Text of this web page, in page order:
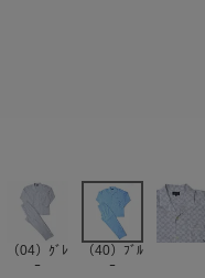
（04）ｸﾞﾚ
ｰ
（40）ﾌﾞﾙ
ｰ